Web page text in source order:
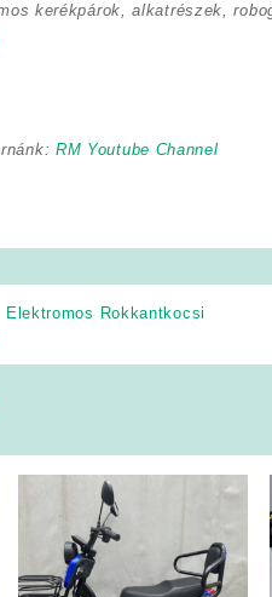
kerékpárok, alkatrészek,
RM Youtube Channel
Elektromos Rokkantkocsi